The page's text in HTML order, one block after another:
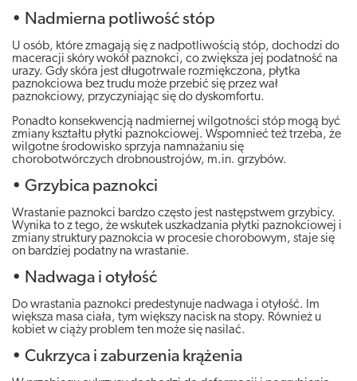
• Nadmierna potliwość stóp
U osób, które zmagają się z nadpotliwością stóp, dochodzi do
maceracji skóry wokół paznokci, co zwiększa jej podatność na
urazy. Gdy skóra jest długotrwale rozmiękczona, płytka
paznokciowa bez trudu może przebić się przez wał
paznokciowy, przyczyniając się do dyskomfortu.
Ponadto konsekwencją nadmiernej wilgotności stóp mogą być
zmiany kształtu płytki paznokciowej. Wspomnieć też trzeba, że
wilgotne środowisko sprzyja namnażaniu się
chorobotwórczych drobnoustrojów, m.in. grzybów.
• Grzybica paznokci
Wrastanie paznokci bardzo często jest następstwem grzybicy.
Wynika to z tego, że wskutek uszkadzania płytki paznokciowej i
zmiany struktury paznokcia w procesie chorobowym, staje się
on bardziej podatny na wrastanie.
• Nadwaga i otyłość
Do wrastania paznokci predestynuje nadwaga i otyłość. Im
większa masa ciała, tym większy nacisk na stopy. Również u
kobiet w ciąży problem ten może się nasilać.
• Cukrzyca i zaburzenia krążenia